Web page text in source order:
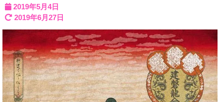
2019年5月4日
2019年6月27日